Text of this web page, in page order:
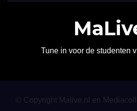
Tune in voor de studenten
© Copyright Malive.nl en